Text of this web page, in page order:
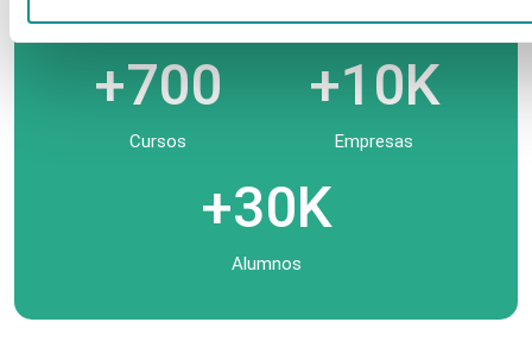
Años Ponentes
+700
Cursos
+10K
Empresas
+30K
Alumnos